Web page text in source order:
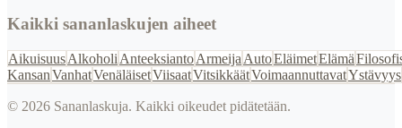
Kaikki sananlaskujen aiheet
AikuisuusAlkoholi AnteeksiantoArmeija AutoEläimetElämä
KansanVanhatVenäläisetViisaatVitsikkäätVoimaannuttavatYstävyys
© 2026 Sananlaskuja. Kaikki oikeudet pidätetään.